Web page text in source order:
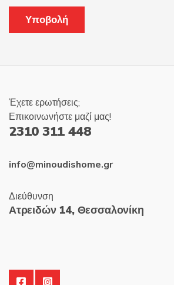
Έχετε ερωτήσεις;
Επικοινωνήστε μαζί μας!
2310 311 448
info@minoudishome.gr
Διεύθυνση
Ατρειδών 14, Θεσσαλονίκη